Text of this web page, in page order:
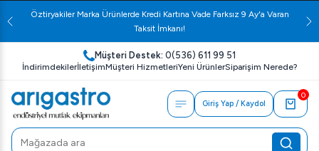
Öztiryakiler Marka Ürünlerde Kredi Kartına Vade Farksız 9 Ay'a Varan
Taksit İmkanı!
Müşteri Destek: 0(536) 611 99 51
İndirimdekilerİletişimMüşteri HizmetleriYeni ÜrünlerSiparişim Nerede?
Giriş Yap / Kaydol
0